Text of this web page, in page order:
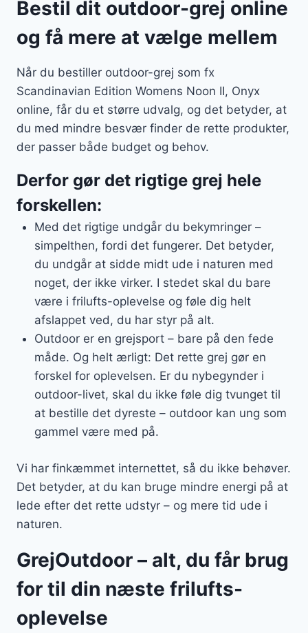
Bestil dit outdoor-grej online
og få mere at vælge mellem
Når du bestiller outdoor-grej som fx
Scandinavian Edition Womens Noon II, Onyx
online, får du et større udvalg, og det betyder, at
du med mindre besvær finder de rette produkter,
der passer både budget og behov.
Derfor gør det rigtige grej hele
forskellen:
Med det rigtige undgår du bekymringer –
simpelthen, fordi det fungerer. Det betyder,
du undgår at sidde midt ude i naturen med
noget, der ikke virker. I stedet skal du bare
være i frilufts-oplevelse og føle dig helt
afslappet ved, du har styr på alt.
Outdoor er en grejsport – bare på den fede
måde. Og helt ærligt: Det rette grej gør en
forskel for oplevelsen. Er du nybegynder i
outdoor-livet, skal du ikke føle dig tvunget til
at bestille det dyreste – outdoor kan ung som
gammel være med på.
Vi har finkæmmet internettet, så du ikke behøver.
Det betyder, at du kan bruge mindre energi på at
lede efter det rette udstyr – og mere tid ude i
naturen.
GrejOutdoor – alt, du får brug
for til din næste frilufts-
oplevelse